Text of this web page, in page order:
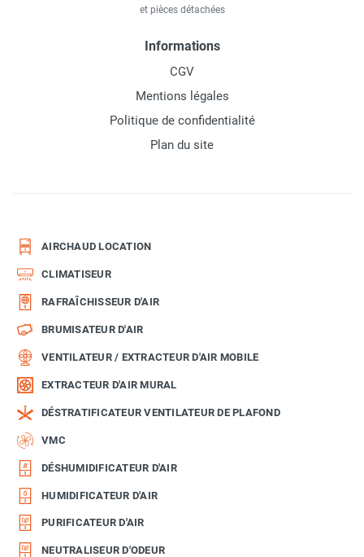
et pièces détachées
Informations
CGV
Mentions légales
Politique de confidentialité
Plan du site
AIRCHAUD LOCATION
CLIMATISEUR
RAFRAÎCHISSEUR D'AIR
BRUMISATEUR D'AIR
VENTILATEUR / EXTRACTEUR D'AIR MOBILE
EXTRACTEUR D'AIR MURAL
DÉSTRATIFICATEUR VENTILATEUR DE PLAFOND
VMC
DÉSHUMIDIFICATEUR D'AIR
HUMIDIFICATEUR D'AIR
PURIFICATEUR D'AIR
NEUTRALISEUR D'ODEUR